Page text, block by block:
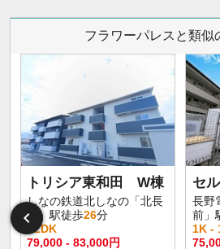
フラワーパレスと類似
トリシア東和田 W棟
しなの鉄道北しなの「北長
野」駅徒歩26分
1LDK
79,000 - 83,000円
セ
長野
前」
1K -